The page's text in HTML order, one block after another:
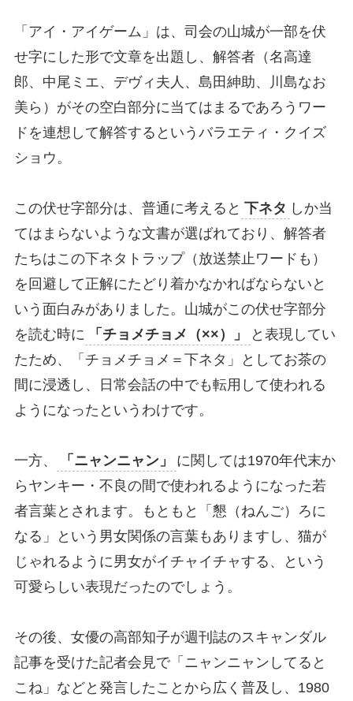
「アイ・アイゲーム」は、司会の山城が一部を伏
せ字にした形で文章を出題し、解答者（名高達
郎、中尾ミエ、デヴィ夫人、島田紳助、川島なお
美ら）がその空白部分に当てはまるであろうワー
ドを連想して解答するというバラエティ・クイズ
ショウ。
この伏せ字部分は、普通に考えると 下ネタ しか当
てはまらないような文書が選ばれており、解答者
たちはこの下ネタトラップ（放送禁止ワードも）
を回避して正解にたどり着かなかればならないと
いう面白みがありました。山城がこの伏せ字部分
を読む時に
「チョメチョメ（××）」
と表現してい
たため、「チョメチョメ＝下ネタ」としてお茶の
間に浸透し、日常会話の中でも転用して使われる
ようになったというわけです。
一方、 「ニャンニャン」
に関しては1970年代末か
らヤンキー・不良の間で使われるようになった若
者言葉とされます。もともと「懇（ねんご）ろに
なる」という男女関係の言葉もありますし、猫が
じゃれるように男女がイチャイチャする、という
可愛らしい表現だったのでしょう。
その後、女優の高部知子が週刊誌のスキャンダル
記事を受けた記者会見で「ニャンニャンしてると
こね」などと発言したことから広く普及し、1980